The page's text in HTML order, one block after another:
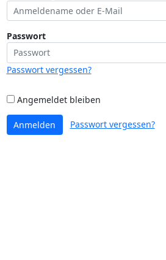
Passwort
Passwort vergessen?
Angemeldet bleiben
Anmelden Passwort vergessen?